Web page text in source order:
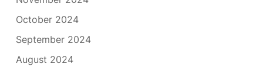
October 2024
September 2024
August 2024